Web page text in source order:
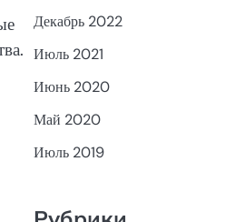
Декабрь 2022
Июль 2021
Июнь 2020
Май 2020
Июль 2019